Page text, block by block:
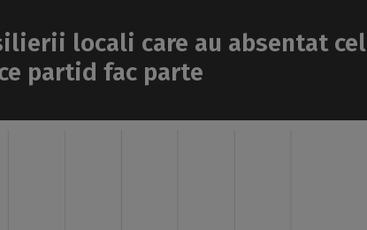
locali care au absentat cel
partid fac parte